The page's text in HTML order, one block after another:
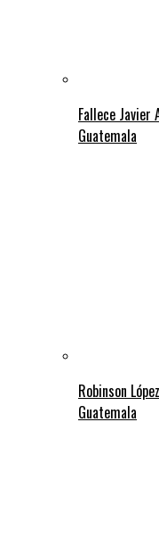
Fallece
Guatemala
Robinson
Guatemala